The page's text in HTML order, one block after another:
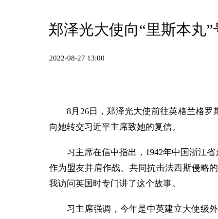
郑泽光大使向“里斯本丸
2022-08-27 13:00
8月26日，郑泽光大使前往英格兰格罗
向她转交习近平主席致她的复信。
习主席在信中指出，1942年中国浙江
作为盟友并肩作战、共同抗击法西斯侵略
我访问英国时专门讲了这个故事。
习主席强调，今年是中英建立大使级